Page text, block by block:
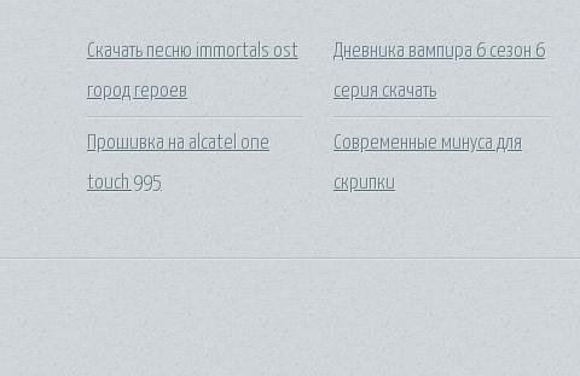
Скачать песню immortals ost
город героев
Прошивка на alcatel one
touch 995
Дневника вампира 6 сезон 6
серия скачать
Современные минуса для
скрипки